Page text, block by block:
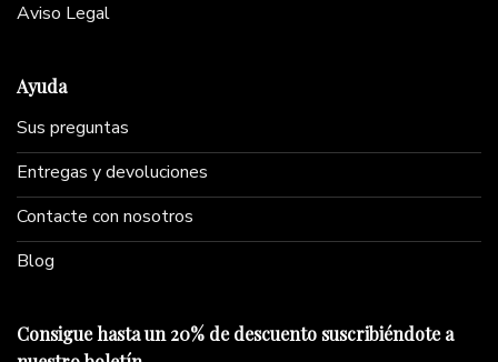
Aviso Legal
Ayuda
Sus preguntas
Entregas y devoluciones
Contacte con nosotros
Blog
Consigue hasta un 20% de descuento suscribiéndote a